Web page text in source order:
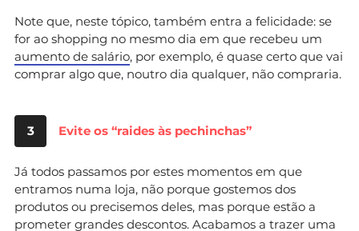
Note que, neste tópico, também entra a felicidade: se
for ao shopping no mesmo dia em que recebeu um
aumento de salário, por exemplo, é quase certo que vai
comprar algo que, noutro dia qualquer, não compraria.
3 Evite os “raides às pechinchas”
Já todos passamos por estes momentos em que
entramos numa loja, não porque gostemos dos
produtos ou precisemos deles, mas porque estão a
prometer grandes descontos. Acabamos a trazer uma